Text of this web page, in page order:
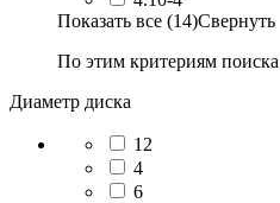
Показать все (14)Свернуть
По этим критериям
Диаметр диска
12
4
6